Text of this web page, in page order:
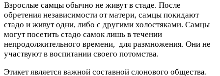
Взрослые самцы обычно не живут в стаде. После
обретения независимости от матери, самцы покидают
стадо и живут одни, либо с другими холостяками. Самцы
могут посетить стадо самок лишь в течении
непродолжительного времени, для размножения. Они не
участвуют в воспитании своего потомства.
Этикет является важной составной слонового общества.